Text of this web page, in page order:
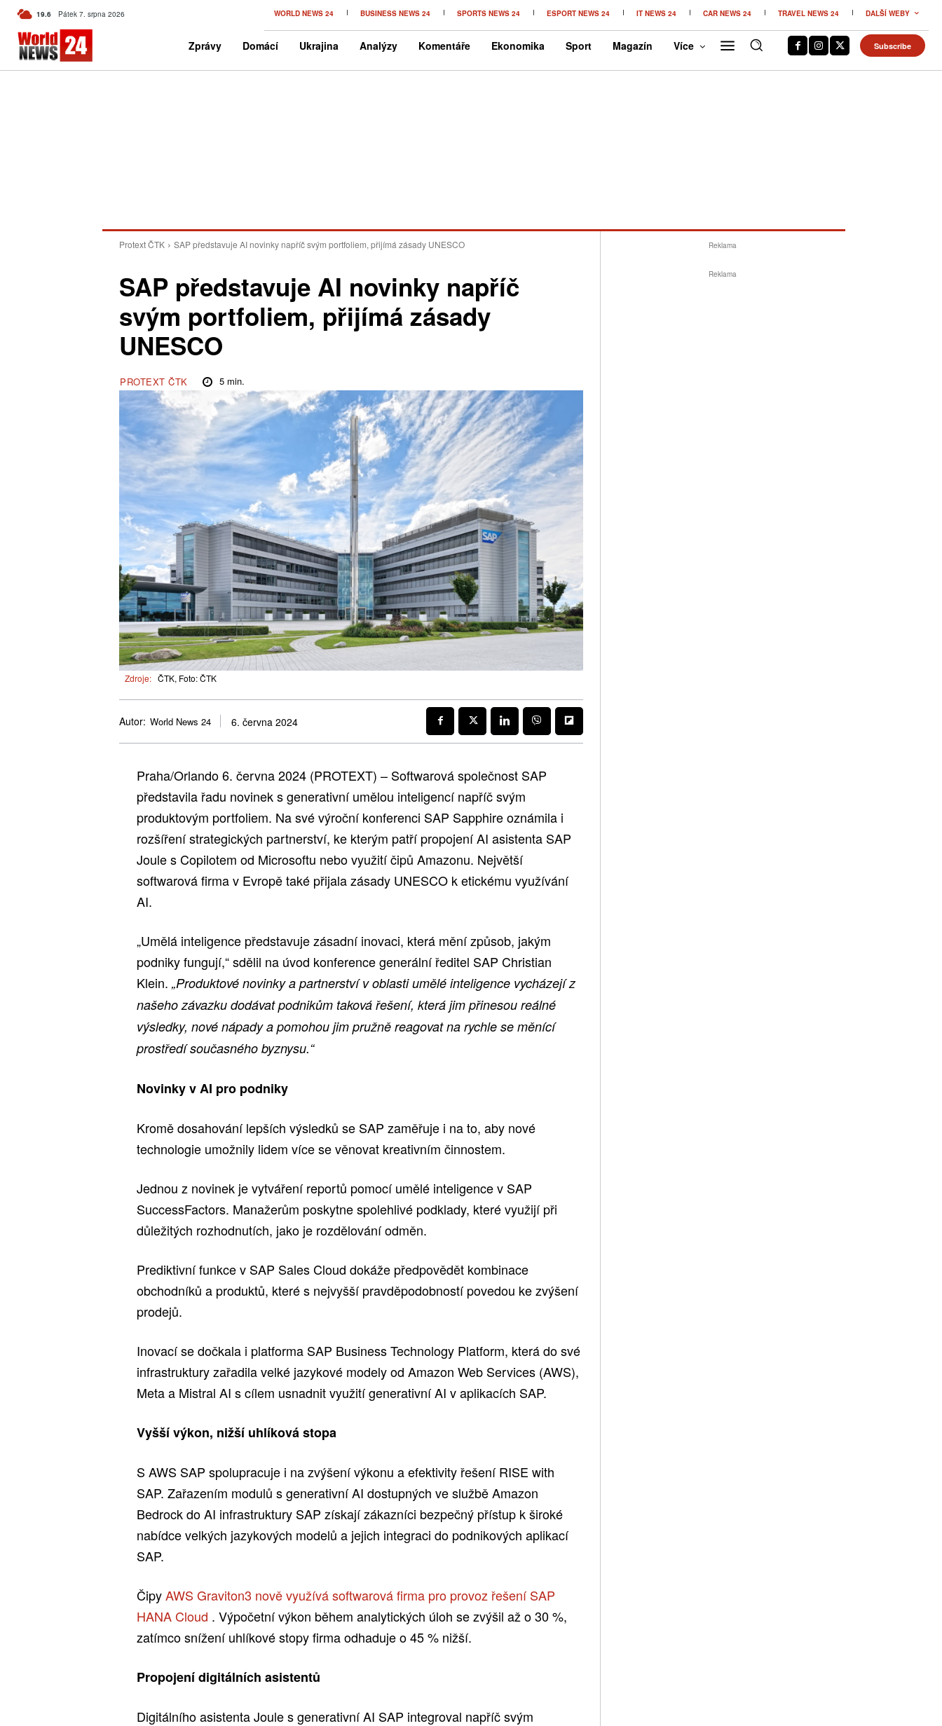
19.6 C Czech
Pátek 7. srpna 2026 WORLD NEWS 24 BUSINESS NEWS 24 SPORTS NEWS 24 ESPORT NEWS 24 IT NEWS 24 CAR NEWS 24 TRAVEL NEWS 24 DALŠÍ WEBY
Zprávy Domácí Ukrajina Analýzy Komentáře Ekonomika Sport Magazín Více Subscribe
Protext ČTK SAP představuje AI novinky napříč svým portfoliem, přijímá zásady UNESCO
SAP představuje AI novinky napříč
svým portfoliem, přijímá zásady
UNESCO
PROTEXT ČTK 5min.
Zdroje: ČTK, Foto: ČTK
Autor: World News 24 6. června 2024
Praha/Orlando 6. června 2024 (PROTEXT) – Softwarová společnost SAP
představila řadu novinek s generativní umělou inteligencí napříč svým
produktovým portfoliem. Na své výroční konferenci SAP Sapphire oznámila i
rozšíření strategických partnerství, ke kterým patří propojení AI asistenta SAP
Joule s Copilotem od Microsoftu nebo využití čipů Amazonu. Největší
softwarová firma v Evropě také přijala zásady UNESCO k etickému využívání
AI.
„Umělá inteligence představuje zásadní inovaci, která mění způsob, jakým
podniky fungují,“ sdělil na úvod konference generální ředitel SAP Christian
Klein. „Produktové novinky a partnerství v oblasti umělé inteligence vycházejí z
našeho závazku dodávat podnikům taková řešení, která jim přinesou reálné
výsledky, nové nápady a pomohou jim pružně reagovat na rychle se měnící
prostředí současného byznysu.“
Novinky v AI pro podniky
Kromě dosahování lepších výsledků se SAP zaměřuje i na to, aby nové
technologie umožnily lidem více se věnovat kreativním činnostem.
Jednou z novinek je vytváření reportů pomocí umělé inteligence v SAP
SuccessFactors. Manažerům poskytne spolehlivé podklady, které využijí při
důležitých rozhodnutích, jako je rozdělování odměn.
Prediktivní funkce v SAP Sales Cloud dokáže předpovědět kombinace
obchodníků a produktů, které s nejvyšší pravděpodobností povedou ke zvýšení
prodejů.
Inovací se dočkala i platforma SAP Business Technology Platform, která do své
infrastruktury zařadila velké jazykové modely od Amazon Web Services (AWS),
Meta a Mistral AI s cílem usnadnit využití generativní AI v aplikacích SAP.
Vyšší výkon, nižší uhlíková stopa
S AWS SAP spolupracuje i na zvýšení výkonu a efektivity řešení RISE with
SAP. Zařazením modulů s generativní AI dostupných ve službě Amazon
Bedrock do AI infrastruktury SAP získají zákazníci bezpečný přístup k široké
nabídce velkých jazykových modelů a jejich integraci do podnikových aplikací
SAP.
ČipyAWS Graviton3 nově využívá softwarová firma pro provoz řešení SAP
HANA Cloud . Výpočetní výkon během analytických úloh se zvýšil až o 30 %,
zatímco snížení uhlíkové stopy firma odhaduje o 45 % nižší.
Propojení digitálních asistentů
Digitálního asistenta Joule s generativní AI SAP integroval napříč svým
Reklama
Reklama